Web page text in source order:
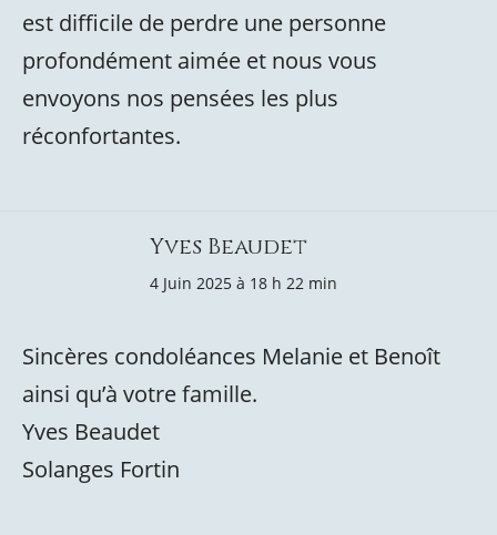
est difficile de perdre une personne
profondément aimée et nous vous
envoyons nos pensées les plus
réconfortantes.
Yves Beaudet
4 Juin 2025 à 18 h 22 min
Sincères condoléances Melanie et Benoît
ainsi qu’à votre famille.
Yves Beaudet
Solanges Fortin